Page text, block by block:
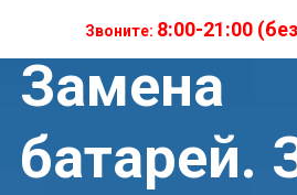
Звоните: 8:00-21:00
Замена
батарей.